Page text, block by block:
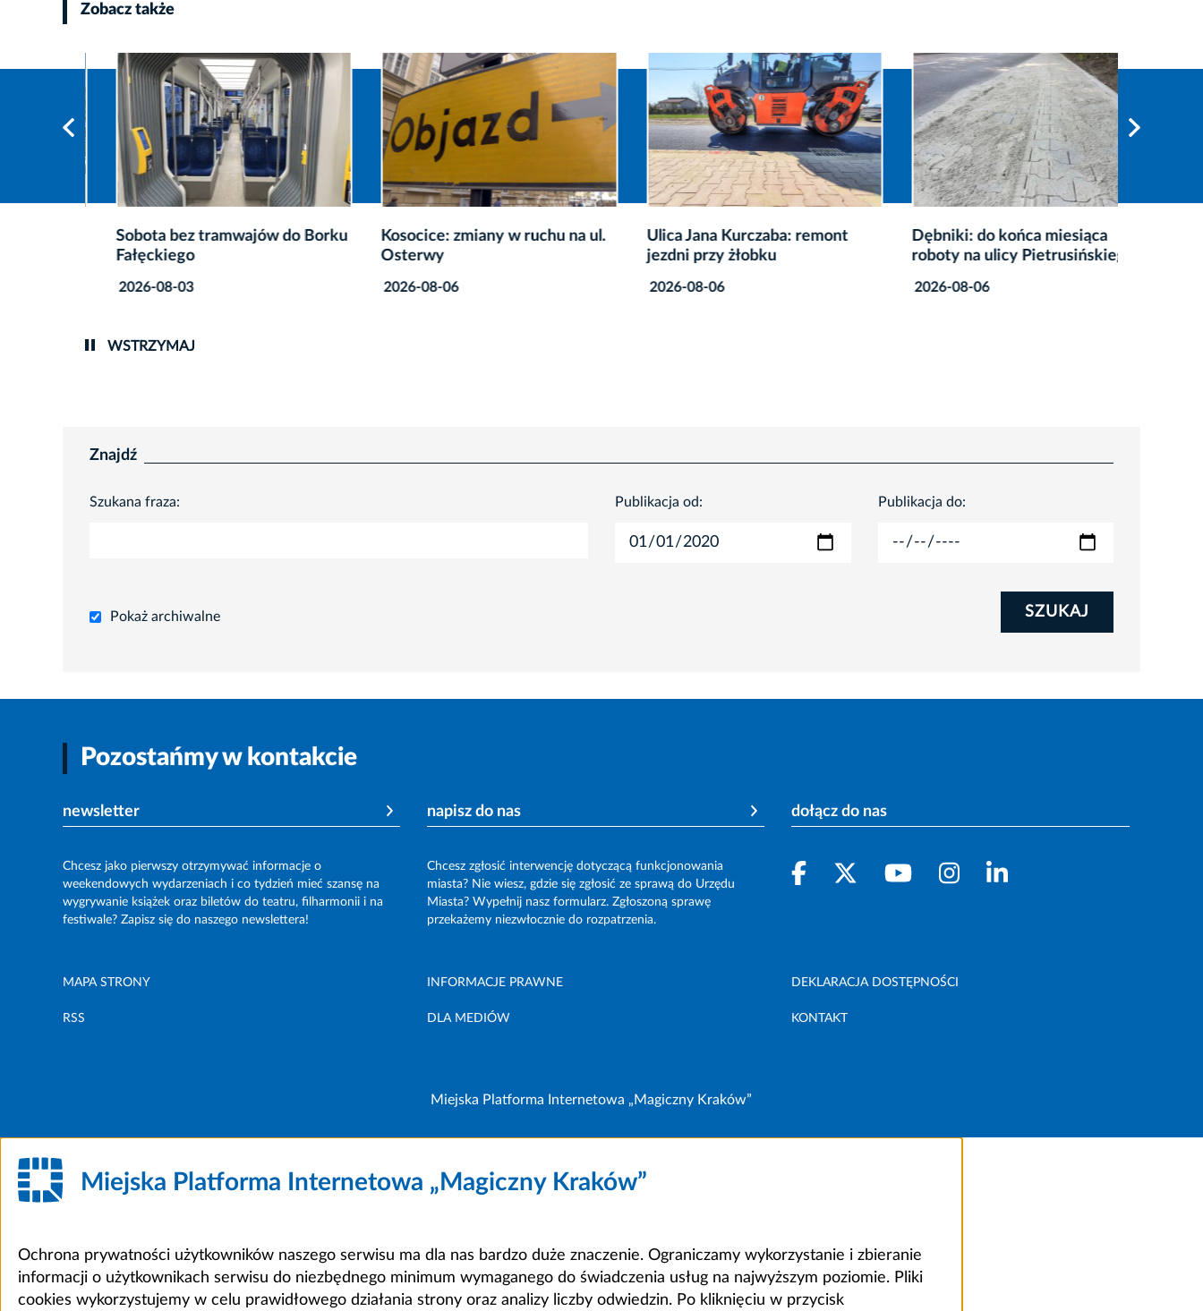
Zobacz także
Sobota bez tramwajów do Borku
Fałęckiego
2026-08-03
Kosocice: zmiany w ruchu na ul.
Osterwy
2026-08-06
Ulica Jana Kurczaba: remont
jezdni przy żłobku
2026-08-06
Dębniki: do końca miesiąca
roboty na ulicy Pietrusińskiego
2026-08-06
WSTRZYMAJ
Znajdź
Szukana fraza: Publikacja od: Publikacja do:
Pokaż archiwalne SZUKAJ
Pozostańmy w kontakcie
newsletter
Chcesz jako pierwszy otrzymywać informacje o
weekendowych wydarzeniach i co tydzień mieć szansę na
wygrywanie książek oraz biletów do teatru, filharmonii i na
festiwale? Zapisz się do naszego newslettera!
napisz do nas
Chcesz zgłosić interwencję dotyczącą funkcjonowania
miasta? Nie wiesz, gdzie się zgłosić ze sprawą do Urzędu
Miasta? Wypełnij nasz formularz. Zgłoszoną sprawę
przekażemy niezwłocznie do rozpatrzenia.
dołącz do nas
MAPA STRONY INFORMACJE PRAWNE DEKLARACJA DOSTĘPNOŚCI
RSS DLA MEDIÓW KONTAKT
Miejska Platforma Internetowa „Magiczny Kraków”
Miejska Platforma Internetowa „Magiczny Kraków”
Ochrona prywatności użytkowników naszego serwisu ma dla nas bardzo duże znaczenie. Ograniczamy wykorzystanie i zbieranie
informacji o użytkownikach serwisu do niezbędnego minimum wymaganego do świadczenia usług na najwyższym poziomie. Pliki
cookies wykorzystujemy w celu prawidłowego działania strony oraz analizy liczby odwiedzin. Po kliknięciu w przycisk